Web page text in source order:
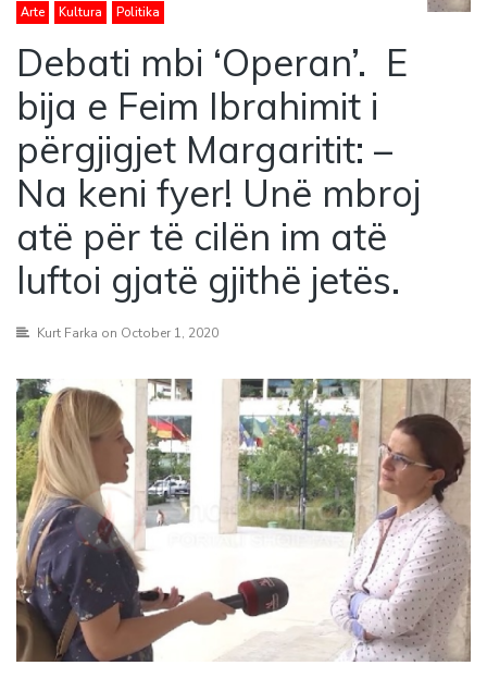
Arte Kultura Politika
Debati mbi ‘Operan’. E
bija e Feim Ibrahimit i
përgjigjet Margaritit: –
Na keni fyer! Unë mbroj
atë për të cilën im atë
luftoi gjatë gjithë jetës.
Kurt Farka on October 1, 2020